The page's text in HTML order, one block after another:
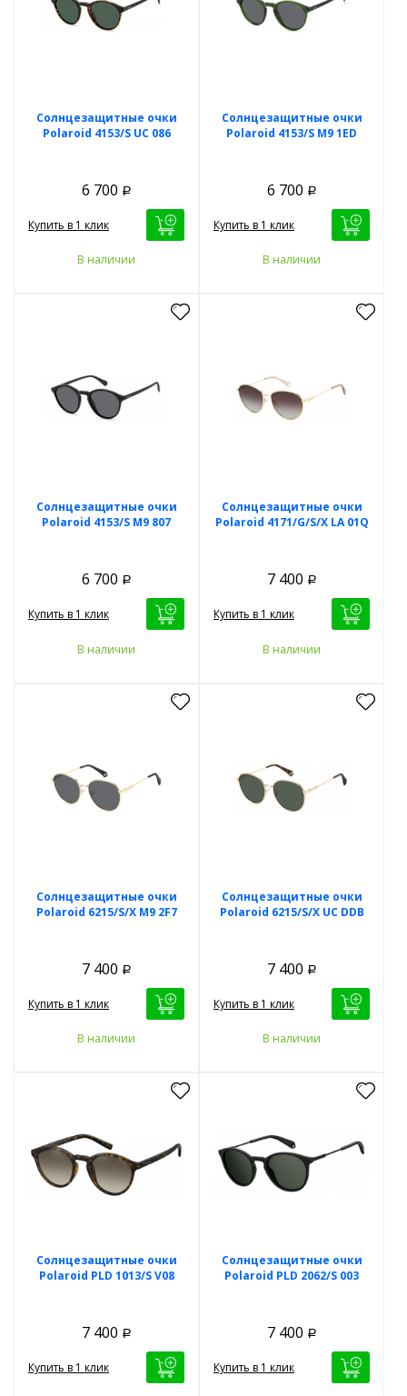
Солнцезащитные очки
Polaroid 4153/S UC 086
6 700 Р
Купить в 1 клик
В наличии
Солнцезащитные очки
Polaroid 4153/S M9 1ED
6 700 Р
Купить в 1 клик
В наличии
Солнцезащитные очки
Polaroid 4153/S M9 807
6 700 Р
Купить в 1 клик
В наличии
Солнцезащитные очки
Polaroid 4171/G/S/X LA 01Q
7 400 Р
Купить в 1 клик
В наличии
Солнцезащитные очки
Polaroid 6215/S/X M9 2F7
7 400 Р
Купить в 1 клик
В наличии
Солнцезащитные очки
Polaroid 6215/S/X UC DDB
7 400 Р
Купить в 1 клик
В наличии
Солнцезащитные очки
Polaroid PLD 1013/S V08
7 400 Р
Купить в 1 клик
Солнцезащитные очки
Polaroid PLD 2062/S 003
7 400 Р
Купить в 1 клик